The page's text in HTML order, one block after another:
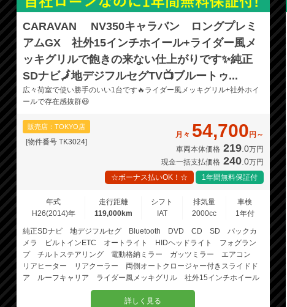
CARAVAN NV350キャラバン ロングプレミ
アムGX 社外15インチホイール+ライダー風メ
ッキグリルで飽きの来ない仕上がりです✨純正
SDナビ🗾地デジフルセグTV📺ブルートゥ...
広々荷室で使い勝手のいい1台です🔥ライダー風メッキグリル+社外ホイ
ールで存在感抜群😆
販売店：TOKYO店
[物件番号 TK3024]
月々 54,700 円～
車両本体価格 219.0万円
現金一括支払価格 240.0万円
☆ボーナス払いOK！☆
1年間無料保証付
年式
H26(2014)年
走行距離
119,000km
シフト
IAT
排気量
2000cc
車検
1年付
純正SDナビ 地デジフルセグ Bluetooth DVD CD SD バックカ
メラ ビルトインETC オートライト HIDヘッドライト フォグラン
プ チルトステアリング 電動格納ミラー ガッツミラー エアコン
リアヒーター リアクーラー 両側オートクロージャー付きスライドド
ア ルーフキャリア ライダー風メッキグリル 社外15インチホイール
詳しく見る